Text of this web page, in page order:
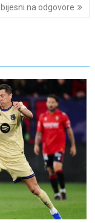
bijesni na odgovore